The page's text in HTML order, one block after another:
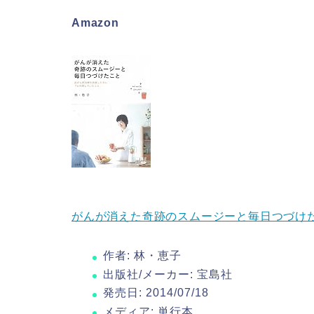
Amazon
がんが消えた奇跡のスムージーと毎日つづけ
作者: 林・恵子
出版社/メーカー: 宝島社
発売日: 2014/07/18
メディア: 単行本